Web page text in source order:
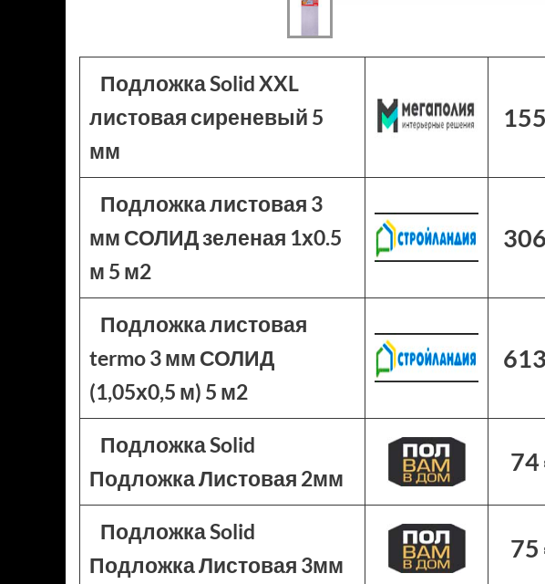
Подложка Solid XXL
листовая сиреневый 5
мм
Подложка листовая 3
мм СОЛИД зеленая 1х0.5
м 5 м2
Подложка листовая
termo 3 мм СОЛИД
(1,05х0,5 м) 5 м2
Подложка Solid
Подложка Листовая 2мм
74
Подложка Solid
Подложка Листовая 3мм
75